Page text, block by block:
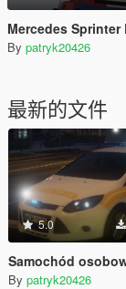
Mercedes
By patryk20426
最新的文件
5.0
Samochód osobowy pogotowia wodno-
By patryk20426